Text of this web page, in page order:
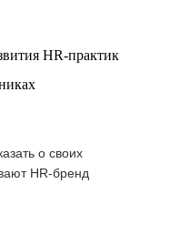
HR-практик
о своих
HR-бренд